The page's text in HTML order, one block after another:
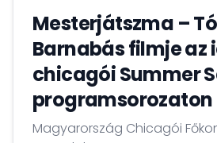
Mesterjátszma –
Barnabás filmje az
chicagói Summer
programsorozaton
Magyarország Chicagói